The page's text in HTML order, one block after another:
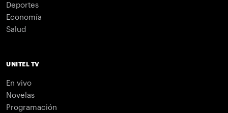
Deportes
Economía
Salud
UNITEL TV
En vivo
Novelas
Programación